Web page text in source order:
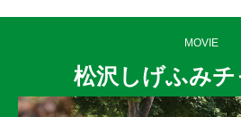
MOVIE
松沢しげふみ